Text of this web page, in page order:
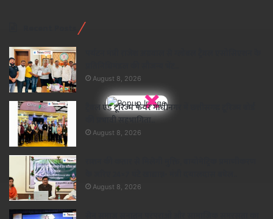
×
August 8, 2026
ट्रैवल एंड टूरिज्म फेयर गांधीनगर में छत्तीसगढ़ टूरिज्म बोर्ड
की प्रभावी सहभागिता..
August 8, 2026
August 8, 2026